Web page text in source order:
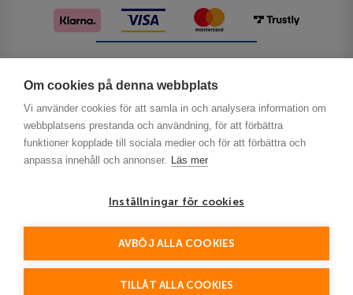
Om cookies på denna webbplats
Vi använder cookies för att samla in och analysera information om
webbplatsens prestanda och användning, för att förbättra
funktioner kopplade till sociala medier och för att förbättra och
anpassa innehåll och annonser. Läs mer
Inställningar för cookies
AVBÖJ ALLA COOKIES
TILLÅT ALLA COOKIES
This site is protected by reCAPTCHA and the Google
Policy and Terms of Service apply.